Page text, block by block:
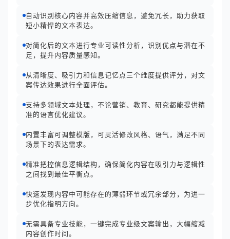
自动识别核心内容并高效压缩信息，避免冗长，助力获取
短小精悍的文本表达。
对简化后的文本进行专业可读性分析，识别优点与潜在不
足，提升内容质量感知。
从清晰度、吸引力和信息记忆点三个维度提供评分，对文
案传达效果进行全面评估。
支持多领域文本处理，不论营销、教育、研究都能提供精
准的语言优化建议。
内置丰富可调整模版，可灵活修改风格、语气，满足不同
场景下的表达需求。
精准把控信息逻辑结构，确保简化内容在吸引力与逻辑性
之间找到最佳平衡点。
快速发现内容中可能存在的薄弱环节或冗余部分，为进一
步优化指明方向。
无需具备专业技能，一键完成专业级文案输出，大幅缩减
内容创作时间。